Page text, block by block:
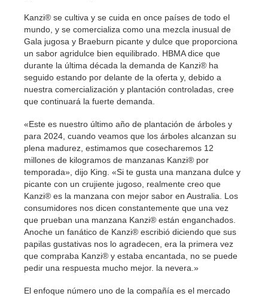
Kanzi® se cultiva y se cuida en once países de todo el
mundo, y se comercializa como una mezcla inusual de
Gala jugosa y Braeburn picante y dulce que proporciona
un sabor agridulce bien equilibrado. HBMA dice que
durante la última década la demanda de Kanzi® ha
seguido estando por delante de la oferta y, debido a
nuestra comercialización y plantación controladas, cree
que continuará la fuerte demanda.
«Este es nuestro último año de plantación de árboles y
para 2024, cuando veamos que los árboles alcanzan su
plena madurez, estimamos que cosecharemos 12
millones de kilogramos de manzanas Kanzi® por
temporada», dijo King. «Si te gusta una manzana dulce y
picante con un crujiente jugoso, realmente creo que
Kanzi® es la manzana con mejor sabor en Australia. Los
consumidores nos dicen constantemente que una vez
que prueban una manzana Kanzi® están enganchados.
Anoche un fanático de Kanzi® escribió diciendo que sus
papilas gustativas nos lo agradecen, era la primera vez
que compraba Kanzi® y estaba encantada, no se puede
pedir una respuesta mucho mejor. la nevera.»
El enfoque número uno de la compañía es el mercado